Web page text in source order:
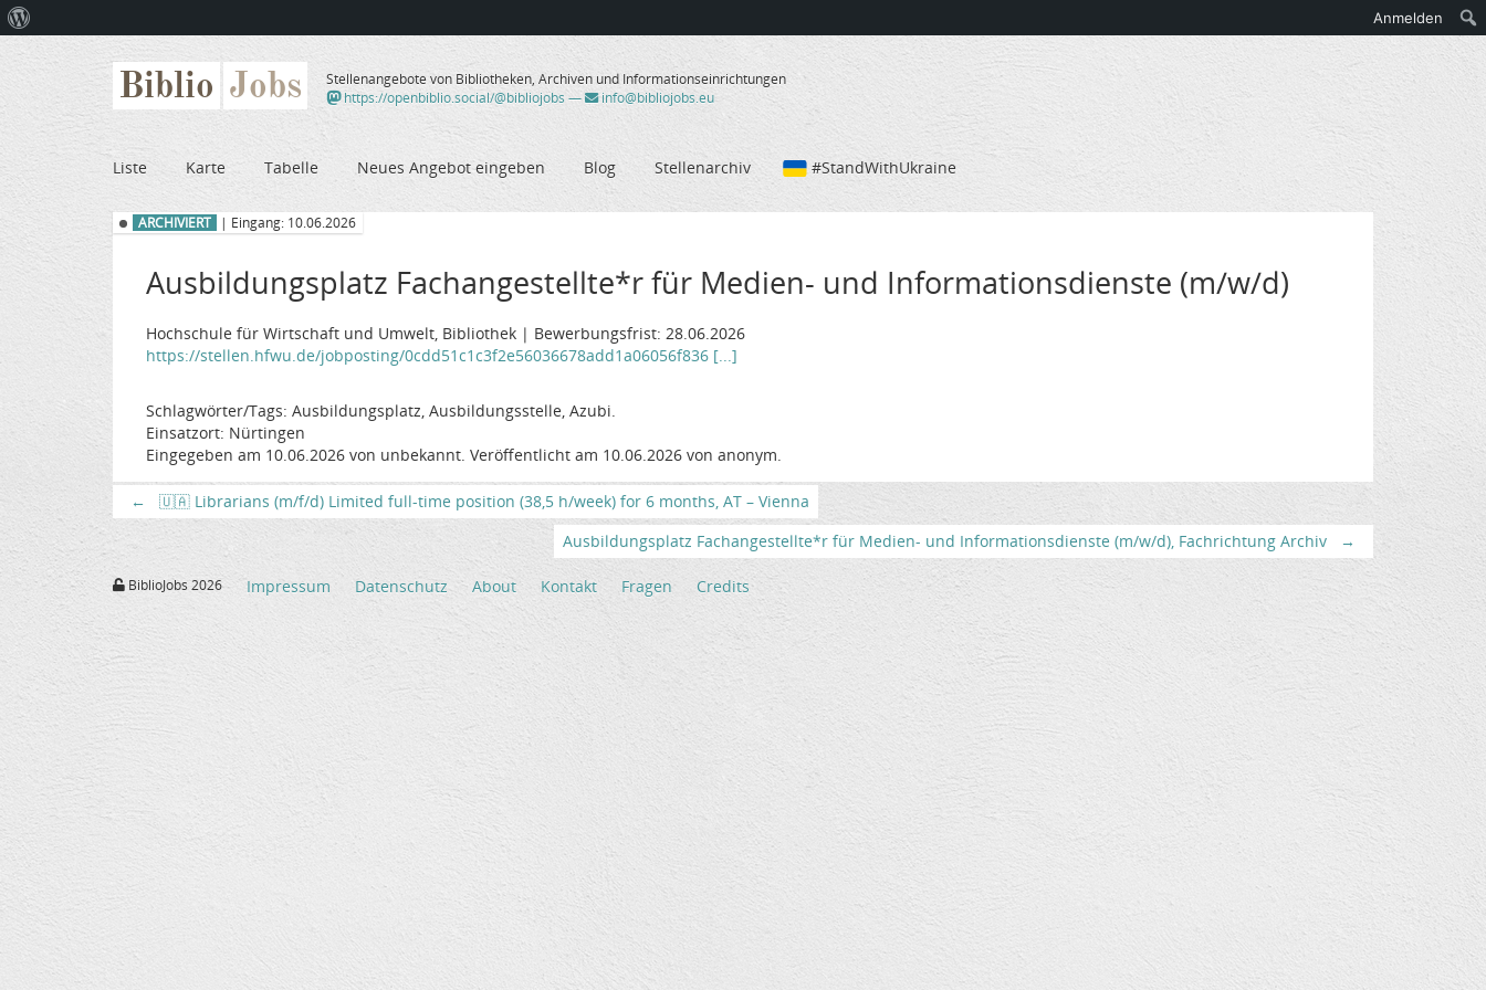
Biblio Jobs
Stellenangebote von Bibliotheken, Archiven und Informationseinrichtungen
https://openbiblio.social/@bibliojobs — info@bibliojobs.eu
Liste Karte Tabelle Neues Angebot eingeben Blog Stellenarchiv #StandWithUkraine
ARCHIVIERT | Eingang: 10.06.2026
Ausbildungsplatz Fachangestellte*r für Medien- und Informationsdienste (m/w/d)
Hochschule für Wirtschaft und Umwelt, Bibliothek | Bewerbungsfrist: 28.06.2026
https://stellen.hfwu.de/jobposting/0cdd51c1c3f2e56036678add1a06056f836 [...]
Schlagwörter/Tags: Ausbildungsplatz, Ausbildungsstelle, Azubi.
Einsatzort: Nürtingen
Eingegeben am 10.06.2026 von unbekannt. Veröffentlicht am 10.06.2026 von anonym.
←
🇺🇦 Librarians (m/f/d) Limited full-time position (38,5 h/week) for 6 months, AT – Vienna
Ausbildungsplatz Fachangestellte*r für Medien- und Informationsdienste (m/w/d), Fachrichtung Archiv
→
BiblioJobs 2026 Impressum Datenschutz About Kontakt Fragen Credits
WordPress
Anmelden